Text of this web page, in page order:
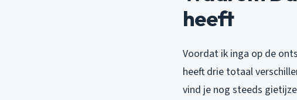
heeft
Voordat ik inga op de
heeft drie totaal
vind je nog steeds